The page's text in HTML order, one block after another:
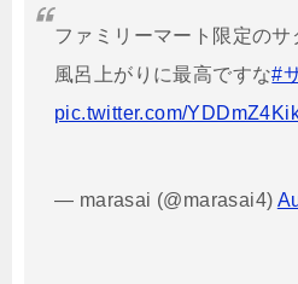
ファミリーマート限定のサ
風呂上がりに最高ですな#
pic.twitter.com/
— marasai (@marasai4)